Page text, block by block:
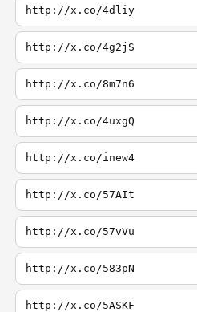
http://x.co/4dliy
http://x.co/4g2jS
http://x.co/8m7n6
http://x.co/4uxgQ
http://x.co/inew4
http://x.co/57AIt
http://x.co/57vVu
http://x.co/583pN
http://x.co/5ASKF